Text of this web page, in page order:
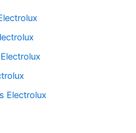
Electrolux